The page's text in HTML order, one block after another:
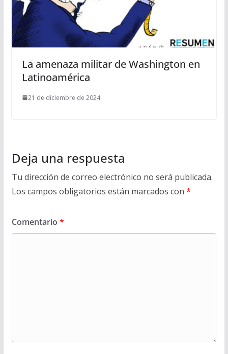
La amenaza militar de Washington en
Latinoamérica
21 de diciembre de 2024
Deja una respuesta
Tu dirección de correo electrónico no será publicada.
Los campos obligatorios están marcados con *
Comentario *